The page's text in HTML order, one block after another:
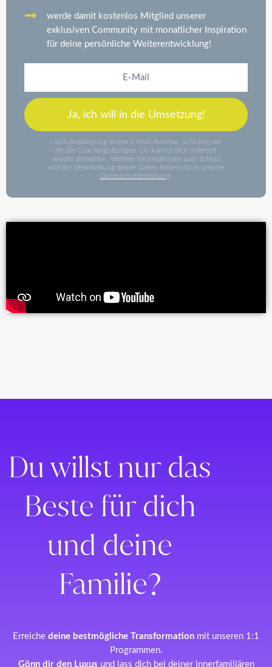
werde damit kostenlos Mitglied unserer
exklusiven Community mit monatlicher Inspiration
für deine persönliche Weiterentwicklung!
Ja, ich will in die Umsetzung!
Nach Bestätigung deiner E-Mail-Adresse, schicken wir
dir die Coachingübungen. Du kannst dich jederzeit
wieder abmelden. Weitere Informationen zum Schutz
und der Verarbeitung deiner Daten findest du in unserer
Datenschutzerklärung
Du willst nur das
Beste für dich
und deine
Familie?
Erreiche deine bestmögliche Transformation mit unseren 1:1
Programmen.
Gönn dir den Luxus und lass dich bei deiner innerfamiliären